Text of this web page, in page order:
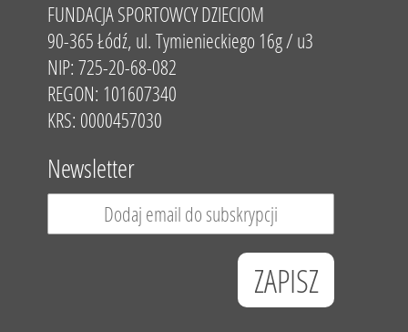
FUNDACJA SPORTOWCY DZIECIOM
90-365 Łódź, ul. Tymienieckiego 16g / u3
NIP: 725-20-68-082
REGON: 101607340
KRS: 0000457030
Newsletter